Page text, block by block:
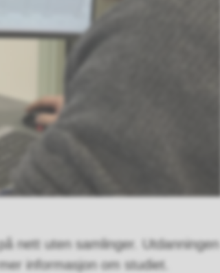
nett uten samlinger. Utdanningen
informasjon om studiet.